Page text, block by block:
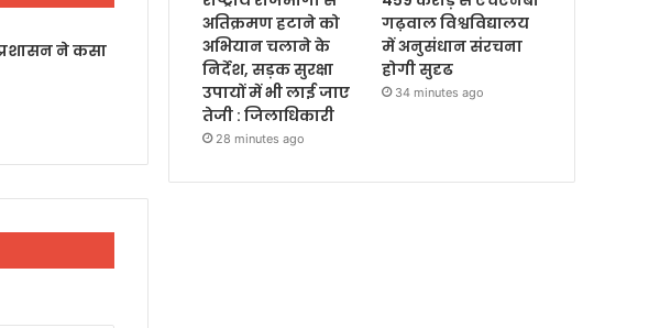
ने कसा
अतिक्रमण हटाने को
अभियान चलाने के
निर्देश, सड़क सुरक्षा
उपायों में भी लाई जाए
तेजी : जिलाधिकारी
28 minutes ago
गढ़वाल विश्वविद्यालय
में अनुसंधान संरचना
होगी सुदृढ
34 minutes ago